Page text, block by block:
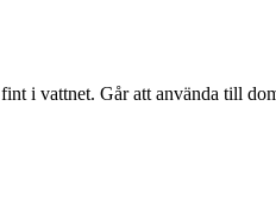
i vattnet. Går att använda till